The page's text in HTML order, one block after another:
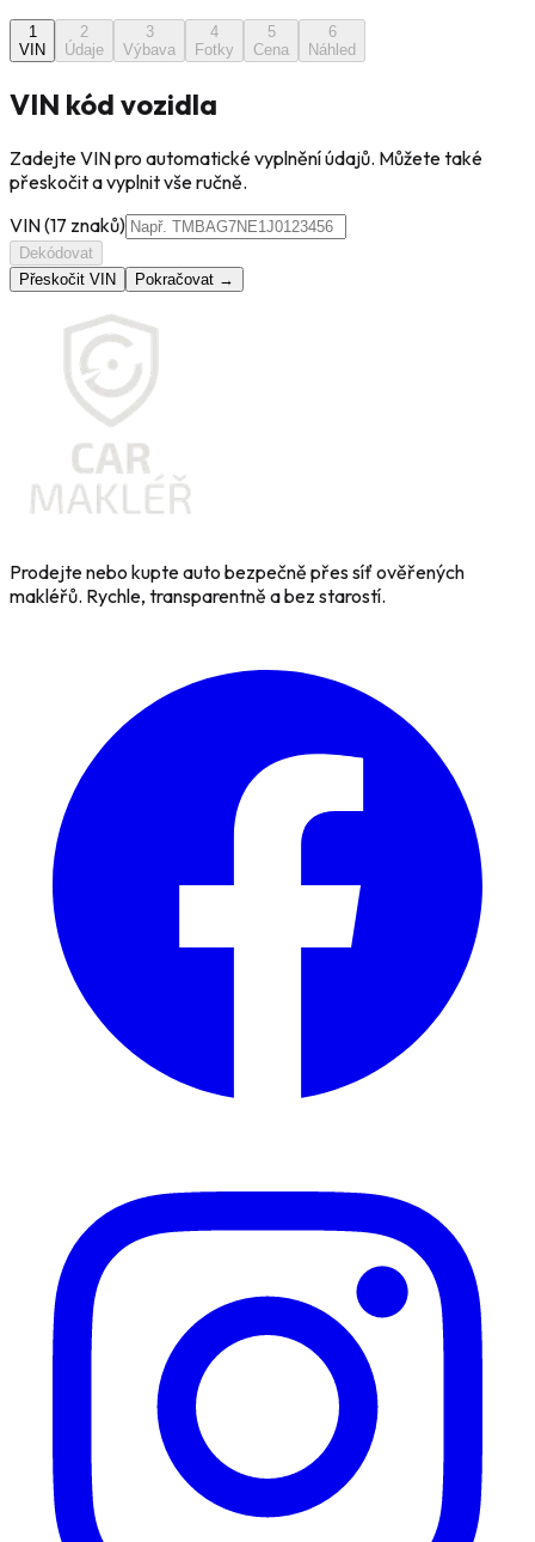
1
VIN
2
Údaje
3
Výbava
4
Fotky
5
Cena
6
Náhled
VIN kód vozidla
Zadejte VIN pro automatické vyplnění údajů. Můžete také
přeskočit a vyplnit vše ručně.
VIN (17 znaků)
Dekódovat
Přeskočit VIN
Pokračovat →
Prodejte nebo kupte auto bezpečně přes síť ověřených
makléřů. Rychle, transparentně a bez starostí.